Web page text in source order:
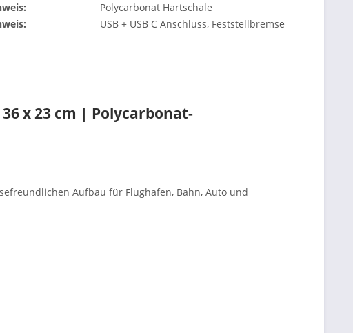
Polycarbonat Hartschale
USB + USB C Anschluss, Feststellbremse
x 23 cm | Polycarbonat-
Aufbau für Flughafen, Bahn, Auto und